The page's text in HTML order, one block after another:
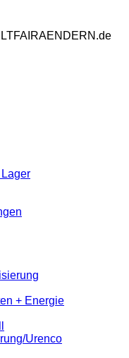
+ Energie
Urenco